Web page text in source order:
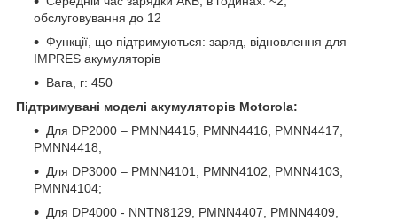
обслуговування до 12
Функції, що підтримуються: заряд, відновлення для
IMPRES акумуляторів
Вага, г: 450
Підтримувані моделі акумуляторів Motorola:
Для DP2000 – PMNN4415, PMNN4416, PMNN4417,
PMNN4418;
Для DP3000 – PMNN4101, PMNN4102, PMNN4103,
PMNN4104;
Для DP4000 - NNTN8129, PMNN4407, PMNN4409,